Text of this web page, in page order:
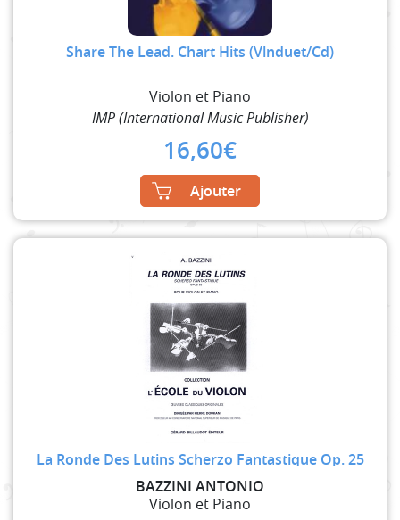
Share The Lead. Chart Hits (Vlnduet/Cd)
Violon et Piano
IMP (International Music Publisher)
16,60€
Ajouter
La Ronde Des Lutins Scherzo Fantastique Op. 25
BAZZINI ANTONIO
Violon et Piano